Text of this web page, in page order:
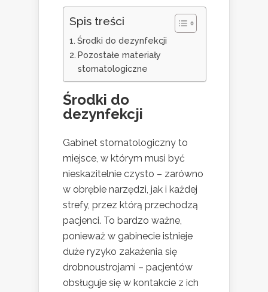
Spis treści
Środki do dezynfekcji
Pozostałe materiały
stomatologiczne
Środki do
dezynfekcji
Gabinet stomatologiczny to
miejsce, w którym musi być
nieskazitelnie czysto – zarówno
w obrębie narzędzi, jak i każdej
strefy, przez którą przechodzą
pacjenci. To bardzo ważne,
ponieważ w gabinecie istnieje
duże ryzyko zakażenia się
drobnoustrojami – pacjentów
obsługuje się w kontakcie z ich